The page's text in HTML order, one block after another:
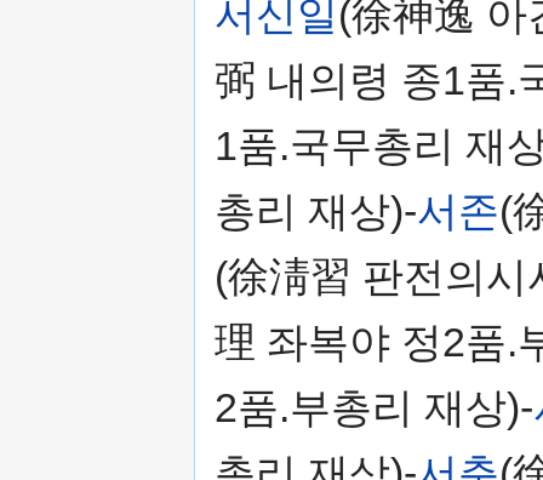
서신일(徐神逸 아
弼 내의령 종1품.
1품.국무총리 재
총리 재상)-서존(
(徐淸習 판전의
理 좌복야 정2품.
2품.부총리 재상)-